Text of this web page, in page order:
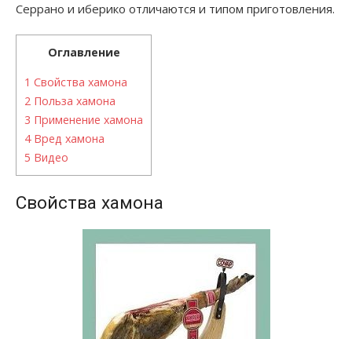
Серрано и иберико отличаются и типом приготовления.
Оглавление
1 Свойства хамона
2 Польза хамона
3 Применение хамона
4Вред хамона
5 Видео
Свойства хамона